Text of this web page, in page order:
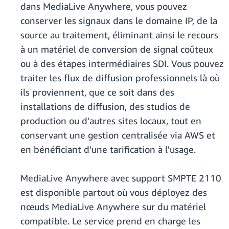
dans MediaLive Anywhere, vous pouvez
conserver les signaux dans le domaine IP, de la
source au traitement, éliminant ainsi le recours
à un matériel de conversion de signal coûteux
ou à des étapes intermédiaires SDI. Vous pouvez
traiter les flux de diffusion professionnels là où
ils proviennent, que ce soit dans des
installations de diffusion, des studios de
production ou d'autres sites locaux, tout en
conservant une gestion centralisée via AWS et
en bénéficiant d'une tarification à l'usage.
MediaLive Anywhere avec support SMPTE 2110
est disponible partout où vous déployez des
nœuds MediaLive Anywhere sur du matériel
compatible. Le service prend en charge les